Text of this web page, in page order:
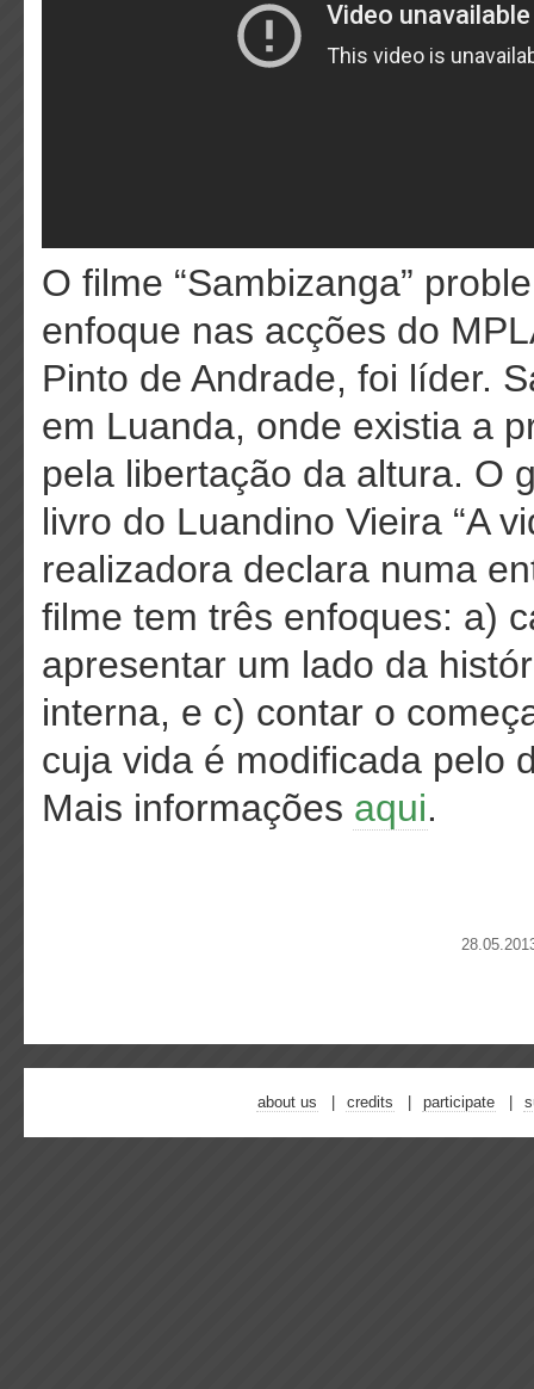
O filme “Sambizanga”
enfoque nas acções do
Pinto de Andrade, foi líder.
em Luanda, onde existia a
pela libertação da altura. O
livro do Luandino Vieira “A
realizadora declara numa
filme tem três enfoques: a)
apresentar um lado da
interna, e c) contar o
cuja vida é modificada pelo
Mais informações aqui.
about us credits participate